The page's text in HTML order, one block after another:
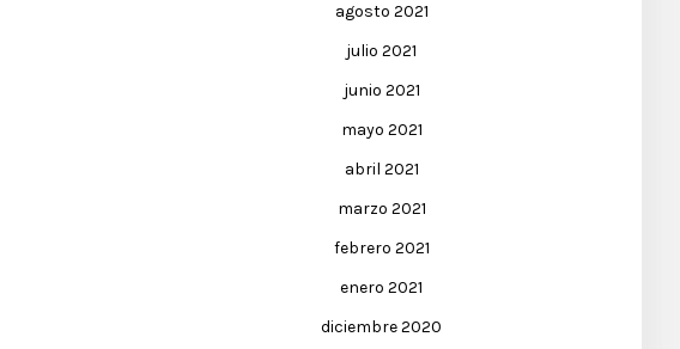
agosto 2021
julio 2021
junio 2021
mayo 2021
abril 2021
marzo 2021
febrero 2021
enero 2021
diciembre 2020